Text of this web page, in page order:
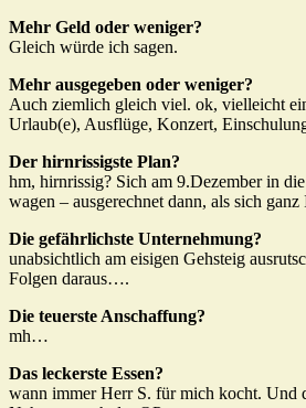
Mehr Geld oder weniger?
Gleich würde ich sagen.
Mehr ausgegeben oder weniger?
Auch ziemlich gleich viel. ok, vielleicht
Urlaub(e), Ausflüge, Konzert,
Der hirnrissigste Plan?
hm, hirnrissig? Sich am 9.Dezember in
wagen – ausgerechnet dann, als sich
Die gefährlichste Unternehmung?
unabsichtlich am eisigen Gehsteig
Folgen daraus….
Die teuerste Anschaffung?
mh…
Das leckerste Essen?
wann immer Herr S. für mich kocht. Und